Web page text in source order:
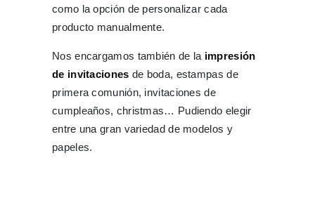
como la opción de personalizar cada
producto manualmente.
Nos encargamos también de la impresión
de invitaciones de boda, estampas de
primera comunión, invitaciones de
cumpleaños, christmas… Pudiendo elegir
entre una gran variedad de modelos y
papeles.